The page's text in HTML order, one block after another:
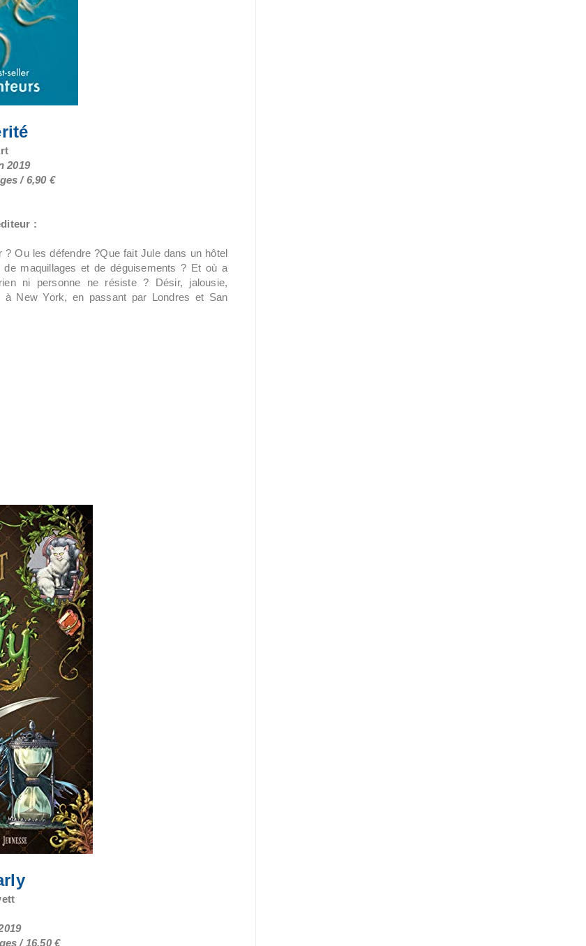
2019
/ 6,90 €
:
Ou les défendre ?Que fait Jule dans un hôtel
maquillages et de déguisements ? Et où a
ni personne ne résiste ? Désir, jalousie,
New York, en passant par Londres et San
/ 16,50 €